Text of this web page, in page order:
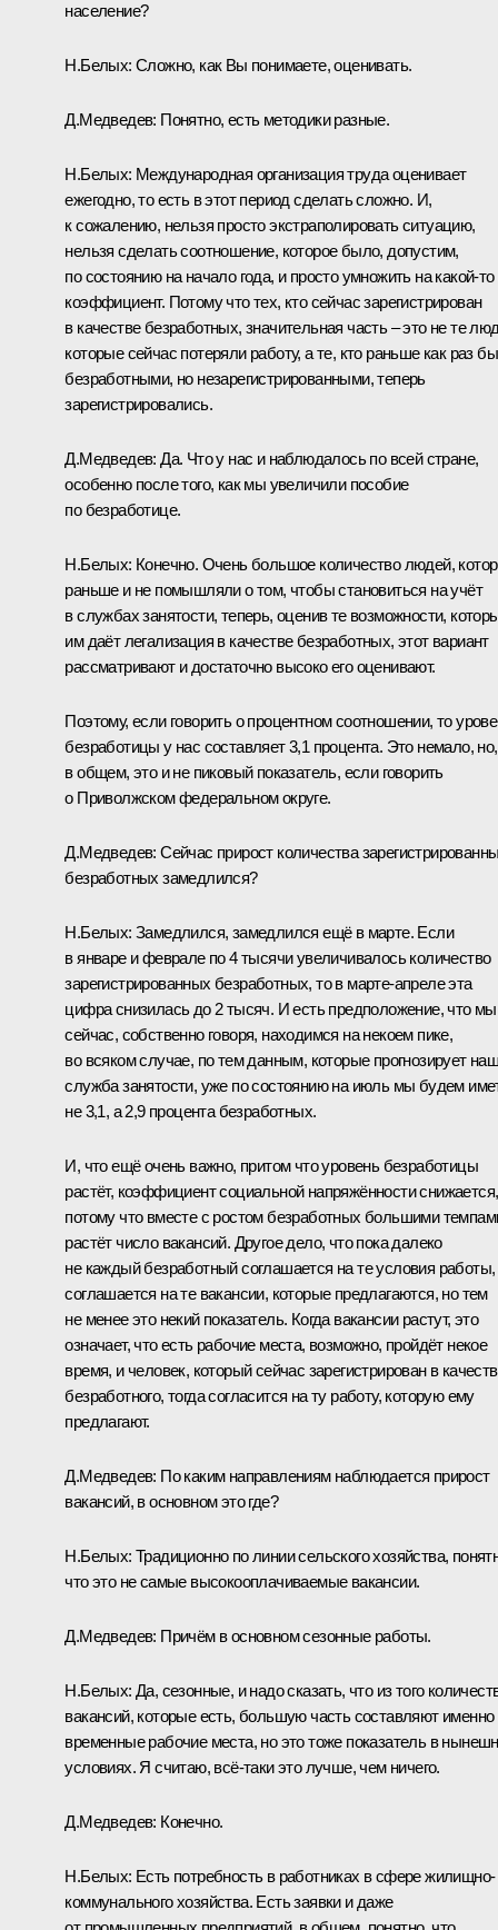
население?
Н.Белых: Сложно, как Вы понимаете, оценивать.
Д.Медведев: Понятно, есть методики разные.
Н.Белых: Международная организация труда оценивает
ежегодно, то есть в этот период сделать сложно. И,
к сожалению, нельзя просто экстраполировать ситуацию,
нельзя сделать соотношение, которое было, допустим,
по состоянию на начало года, и просто умножить на какой‑то
коэффициент. Потому что тех, кто сейчас зарегистрирован
в качестве безработных, значительная часть – это не те
которые сейчас потеряли работу, а те, кто раньше как раз
безработными, но незарегистрированными, теперь
зарегистрировались.
Д.Медведев: Да. Что у нас и наблюдалось по всей стране,
особенно после того, как мы увеличили пособие
по безработице.
Н.Белых: Конечно. Очень большое количество людей,
раньше и не помышляли о том, чтобы становиться на учёт
в службах занятости, теперь, оценив те возможности,
им даёт легализация в качестве безработных, этот вариант
рассматривают и достаточно высоко его оценивают.
Поэтому, если говорить о процентном соотношении, то
безработицы у нас составляет 3,1 процента. Это немало, но,
в общем, это и не пиковый показатель, если говорить
о Приволжском федеральном округе.
Д.Медведев: Сейчас прирост количества
безработных замедлился?
Н.Белых: Замедлился, замедлился ещё в марте. Если
в январе и феврале по 4 тысячи увеличивалось количество
зарегистрированных безработных, то в марте-апреле эта
цифра снизилась до 2 тысяч. И есть предположение, что мы
сейчас, собственно говоря, находимся на некоем пике,
во всяком случае, по тем данным, которые прогнозирует
служба занятости, уже по состоянию на июль мы будем
не 3,1, а 2,9 процента безработных.
И, что ещё очень важно, притом что уровень безработицы
растёт, коэффициент социальной напряжённости снижается,
потому что вместе с ростом безработных большими
растёт число вакансий. Другое дело, что пока далеко
не каждый безработный соглашается на те условия работы,
соглашается на те вакансии, которые предлагаются, но тем
не менее это некий показатель. Когда вакансии растут, это
означает, что есть рабочие места, возможно, пройдёт некое
время, и человек, который сейчас зарегистрирован в
безработного, тогда согласится на ту работу, которую ему
предлагают.
Д.Медведев: По каким направлениям наблюдается прирост
вакансий, в основном это где?
Н.Белых: Традиционно по линии сельского хозяйства,
что это не самые высокооплачиваемые вакансии.
Д.Медведев: Причём в основном сезонные работы.
Н.Белых: Да, сезонные, и надо сказать, что из того
вакансий, которые есть, большую часть составляют именно
временные рабочие места, но это тоже показатель в
условиях. Я считаю, всё‑таки это лучше, чем ничего.
Д.Медведев: Конечно.
Н.Белых: Есть потребность в работниках в сфере жилищно-
коммунального хозяйства. Есть заявки и даже